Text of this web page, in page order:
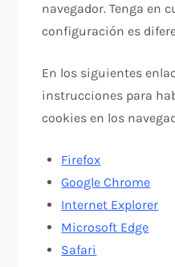
navegador. Tenga en
configuración es
En los siguientes
instrucciones para
cookies en los
Firefox
Google Chrome
Internet Explorer
Microsoft Edge
Safari